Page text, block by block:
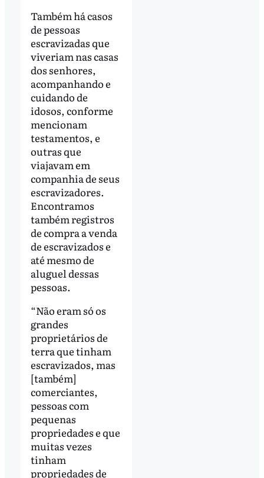
Também há casos
de pessoas
escravizadas que
viveriam nas casas
dos senhores,
acompanhando e
cuidando de
idosos, conforme
mencionam
testamentos, e
outras que
viajavam em
companhia de seus
escravizadores.
Encontramos
também registros
de compra a venda
de escravizados e
até mesmo de
aluguel dessas
pessoas.
“Não eram só os
grandes
proprietários de
terra que tinham
escravizados, mas
[também]
comerciantes,
pessoas com
pequenas
propriedades e que
muitas vezes
tinham
propriedades de